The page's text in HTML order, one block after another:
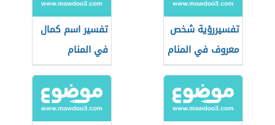
تفسيررؤية شخص
معروف في المنام
تفسير اسم كمال
في المنام